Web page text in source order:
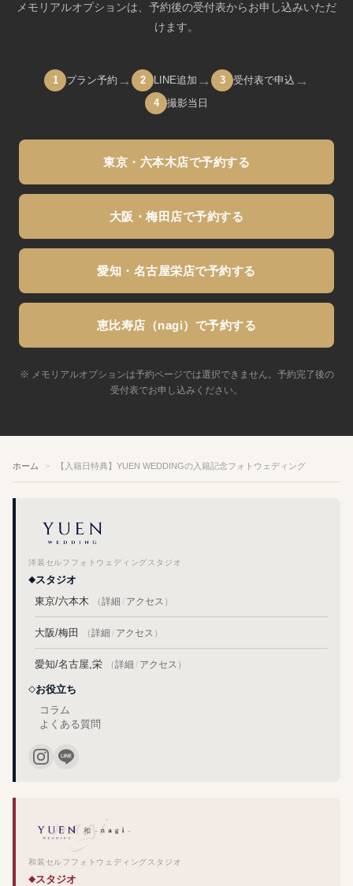
メモリアルオプションは、予約後の受付表からお申し込みいただ
けます。
1 プラン予約 → 2 LINE追加 → 3 受付表で申込 →
4 撮影当日
東京・六本木店で予約する
大阪・梅田店で予約する
愛知・名古屋栄店で予約する
恵比寿店（nagi）で予約する
※ メモリアルオプションは予約ページでは選択できません。予約完了後の
受付表でお申し込みください。
ホーム 【入籍日特典】YUEN WEDDINGの入籍記念フォトウェディング
洋装セルフフォトウェディングスタジオ
スタジオ
東京/六本木
（詳細 / アクセス ）
大阪/梅田 （詳細 / アクセス ）
愛知/名古屋,栄 （詳細 / アクセス ）
お役立ち
コラム
よくある質問
和装セルフフォトウェディングスタジオ
スタジオ